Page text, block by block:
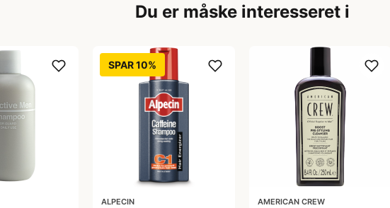
Du er måske interesseret i
SPAR 10%
ALPECIN AMERICAN CREW